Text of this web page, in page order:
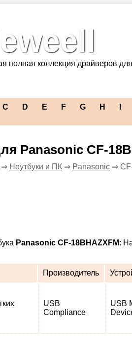
полная коллекция драйверов
C D E F G H
Panasonic CF-
⇒ Ноутбуки и ПК ⇒ Panasonic ⇒
Panasonic CF-18BHAZXFM:
Производитель
USB
Compliance
USB